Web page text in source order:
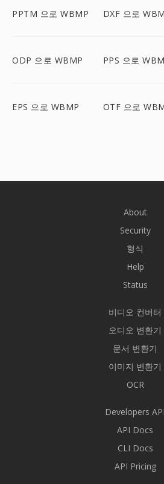
PPTM 으로 WBMP DXF 으로
ODP 으로 WBMP PPS 으로
EPS 으로 WBMP OTF 으로
About
Security
형식
Help
Status
비디오 컨버터
오디오 변환기
문서 변환기
이미지 변환기
OCR
Developers API
API Docs
CLI Docs
API Pricing